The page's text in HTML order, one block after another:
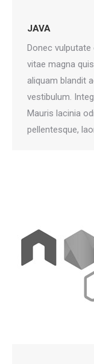
JAVA
Donec vulputate
vitae magna
aliquam blandit
vestibulum.
Mauris lacinia
pellentesque,